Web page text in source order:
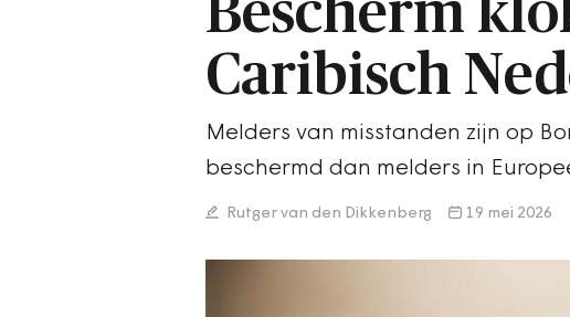
Bescherm
Caribisch
Melders van misstanden zijn op
beschermd dan melders in
Rutger van den Dikkenberg 19 mei 2026